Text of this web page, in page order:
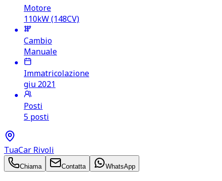
Motore
110kW (148CV)
Cambio
Manuale
Immatricolazione
giu 2021
Posti
5 posti
TuaCar Rivoli
Chiama Contatta WhatsApp